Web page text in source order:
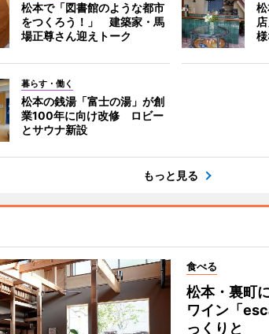
松本で「図書館のような都市
をつくろう！」 建築家・馬
場正尊さん迎えトーク
暮らす・働く
松本の銭湯「富士の湯」が創
業100年に向け改修 ロビー
とサウナ新設
もっと見る
食べる
松本・裏町
ワイン「
っくりと